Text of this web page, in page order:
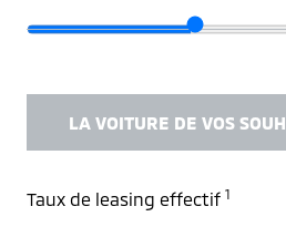
LA VOITURE DE VOS
Taux de leasing effectif 1